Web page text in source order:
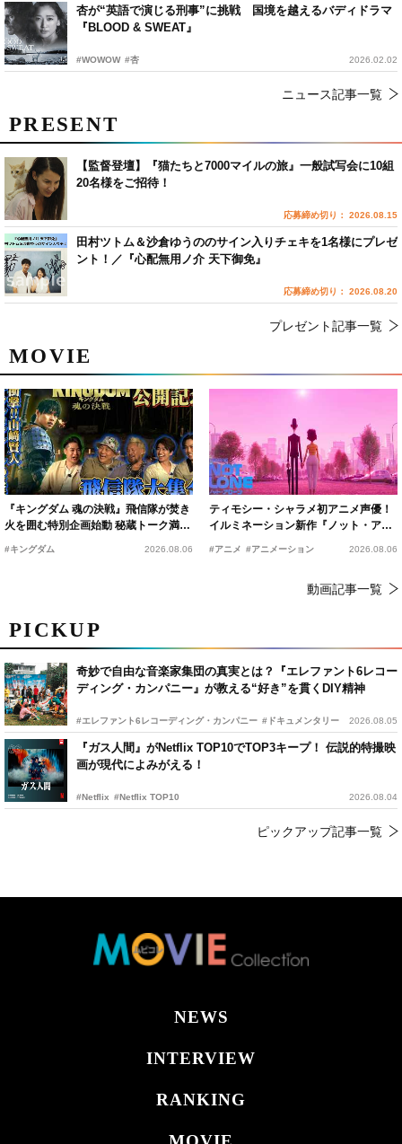
杏が“英語で演じる刑事”に挑戦 国境を越えるバディドラマ
『BLOOD & SWEAT』
#WOWOW #杏 2026.02.02
ニュース記事一覧
PICKUP
奇妙で自由な音楽家集団の真実とは？『エレファント6レコー
ディング・カンパニー』が教える“好き”を貫くDIY精神
#エレファント6レコーディング・カンパニー #ドキュメンタリー 2026.08.05
『ガス人間』がNetflix TOP10でTOP3キープ！ 伝説的特撮映
画が現代によみがえる！
#Netflix #Netflix TOP10 2026.08.04
ピックアップ記事一覧
MOVIE
『キングダム 魂の決戦』飛信隊が焚き
火を囲む特別企画始動 秘蔵トーク満載
の“キングダムキャンプ”開催
#キングダム 2026.08.06
ティモシー・シャラメ初アニメ声優！
イルミネーション新作『ノット・アロ
#アニメ #アニメーション 2026.08.06
動画記事一覧
PRESENT
【監督登壇】『猫たちと7000マイルの旅』一般試写会に10組
20名様をご招待！
応募締め切り： 2026.08.15
田村ツトム＆沙倉ゆうののサイン入りチェキを1名様にプレゼ
ント！／『心配無用ノ介 天下御免』
応募締め切り： 2026.08.20
プレゼント記事一覧
NEWS
INTERVIEW
RANKING